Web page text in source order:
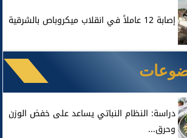
إصابة 12 عاملاً في انقلاب ميكروباص بالشرقية
دراسة: النظام النباتي يساعد على خفض الوزن
وحرق...